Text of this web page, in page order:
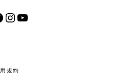
InstagramYouTube
規約